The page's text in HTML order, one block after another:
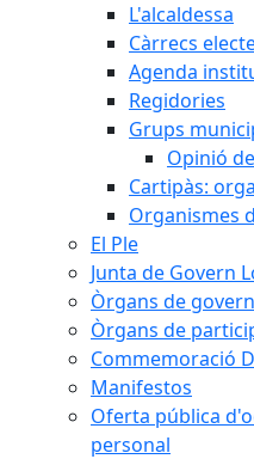
L'alcaldessa
Càrrecs
Agenda
Regidories
Grups
Opinió
Cartipàs:
Organismes
El Ple
Junta de Govern
Òrgans de govern
Òrgans de
Commemoració
Manifestos
Oferta pública
personal